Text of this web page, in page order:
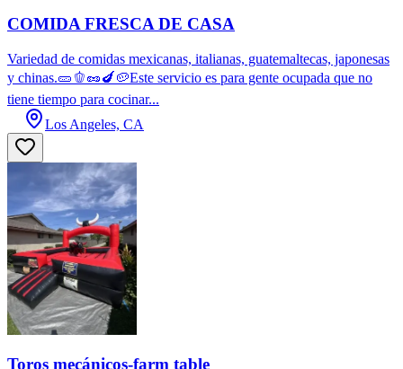
COMIDA FRESCA DE CASA
Variedad de comidas mexicanas, italianas, guatemaltecas, japonesas
y chinas.🥒🫑🥜🍆🥔Este servicio es para gente ocupada que no
tiene tiempo para cocinar...
Los Angeles, CA
Toros mecánicos-farm table